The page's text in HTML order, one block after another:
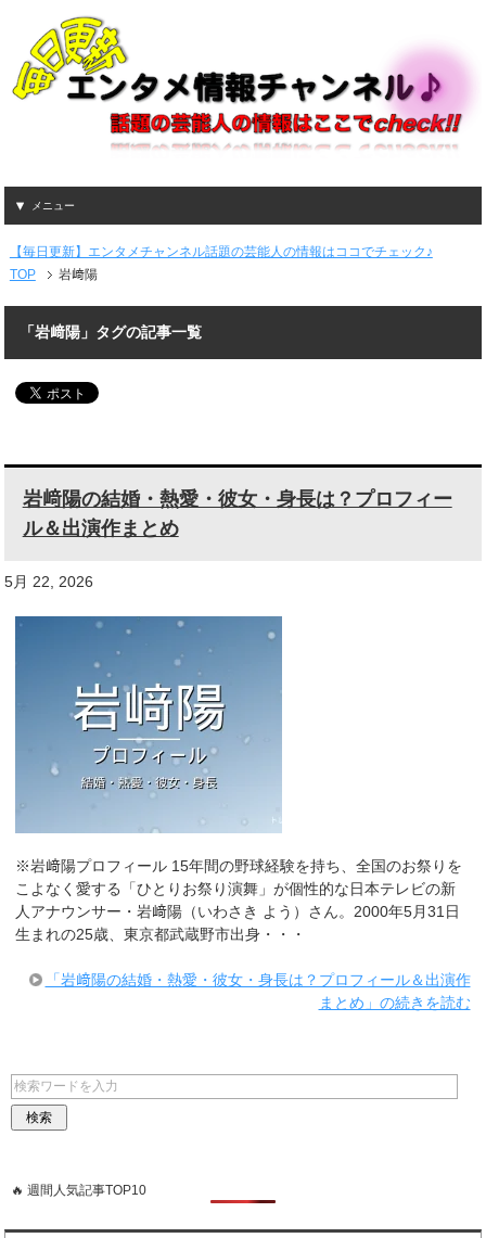
メニュー
【毎日更新】エンタメチャンネル話題の芸能人の情報はココでチェック♪
TOP
岩﨑陽
「岩﨑陽」タグの記事一覧
岩﨑陽の結婚・熱愛・彼女・身長は？プロフィー
ル＆出演作まとめ
5月 22, 2026
※岩﨑陽プロフィール 15年間の野球経験を持ち、全国のお祭りを
こよなく愛する「ひとりお祭り演舞」が個性的な日本テレビの新
人アナウンサー・岩﨑陽（いわさき よう）さん。2000年5月31日
生まれの25歳、東京都武蔵野市出身・・・
「岩﨑陽の結婚・熱愛・彼女・身長は？プロフィール＆出演作
まとめ」の続きを読む
🔥 週間人気記事TOP10